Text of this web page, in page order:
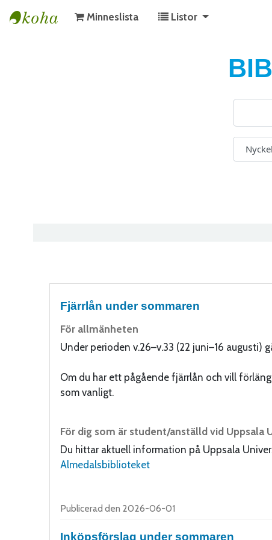
Minneslista Listor
Fjärrlån under sommaren
För allmänheten
Under perioden v.26–v.33 (22 juni–16 augusti)
Om du har ett pågående fjärrlån och vill
som vanligt.
För dig som är student/anställd vid Uppsala
Du hittar aktuell information på Uppsala
Almedalsbiblioteket
Publicerad den 2026-06-01
Inköpsförslag under sommaren